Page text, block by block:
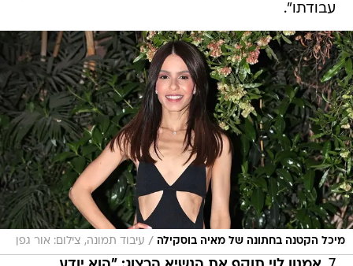
עבודתו".
מיכל הקטנה בחתונה של מאיה בוסקילה / עיבוד תמונה, צילום: אור גפן